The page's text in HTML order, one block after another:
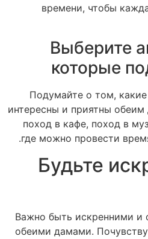
времени, чтобы
1.2
которые
Подумайте о том,
интересны и приятны
поход в кафе, поход в
где можно провести
2. Будьте
Важно быть искренними
обеими дамами.